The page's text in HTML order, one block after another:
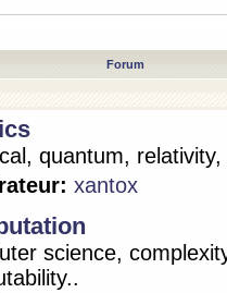
Forum
quantum,
xantox
science,